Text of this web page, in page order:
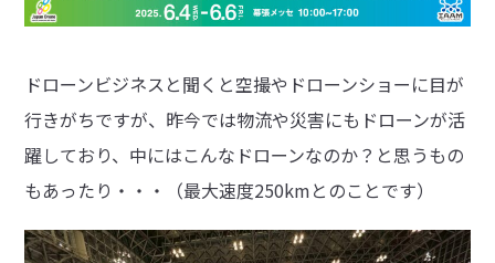
ドローンビジネスと聞くと空撮やドローンショーに目が
行きがちですが、昨今では物流や災害にもドローンが活
躍しており、中にはこんなドローンなのか？と思うもの
もあったり・・・（最大速度250kmとのことです）